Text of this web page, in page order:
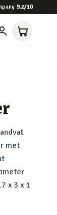
9.2/10
met
x 3 x 1